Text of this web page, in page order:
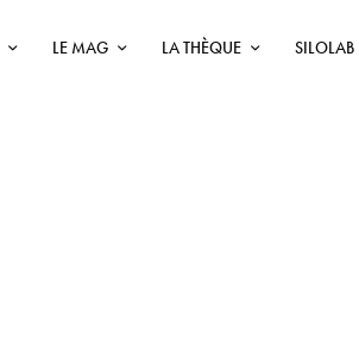
LE MAG LA THÈQUE SILOLAB